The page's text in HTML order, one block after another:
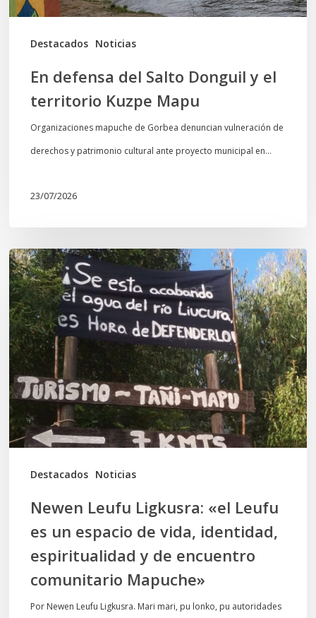
Destacados Noticias
Kuzpe
Mapu
En defensa del Salto Donguil y el
territorio Kuzpe Mapu
Organizaciones mapuche de Gorbea denuncian vulneración de
derechos y patrimonio cultural ante proyecto municipal en…
23/07/2026
Destacados Noticias
Newen
Leufu
Ligkusra:
«el
Leufu
es
un
espacio
de
vida,
espiritualidad
encuentro
comunitario
Newen Leufu Ligkusra: «el Leufu
es un espacio de vida, identidad,
espiritualidad y de encuentro
comunitario Mapuche»
Por Newen Leufu Ligkusra. Mari mari, pu lonko, pu autoridades